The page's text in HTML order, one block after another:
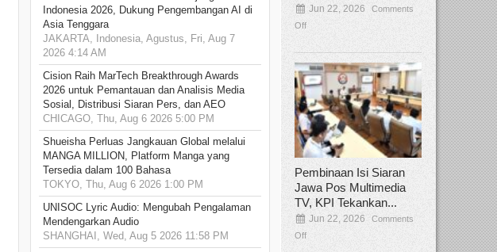
Indonesia 2026, Dukung Pengembangan AI di
Asia Tenggara
JAKARTA, Indonesia, Agustus, Fri, Aug 7
2026 4:14 AM
Cision Raih MarTech Breakthrough Awards
2026 untuk Pemantauan dan Analisis Media
Sosial, Distribusi Siaran Pers, dan AEO
CHICAGO, Thu, Aug 6 2026 5:00 PM
Shueisha Perluas Jangkauan Global melalui
MANGA MILLION, Platform Manga yang
Tersedia dalam 100 Bahasa
TOKYO, Thu, Aug 6 2026 1:00 PM
UNISOC Lyric Audio: Mengubah Pengalaman
Mendengarkan Audio
SHANGHAI, Wed, Aug 5 2026 11:58 PM
Jun 22, 2026
Comments
Off
Pembinaan Isi Siaran
Jawa Pos Multimedia
TV, KPI Tekankan...
Jun 22, 2026
Comments
Off